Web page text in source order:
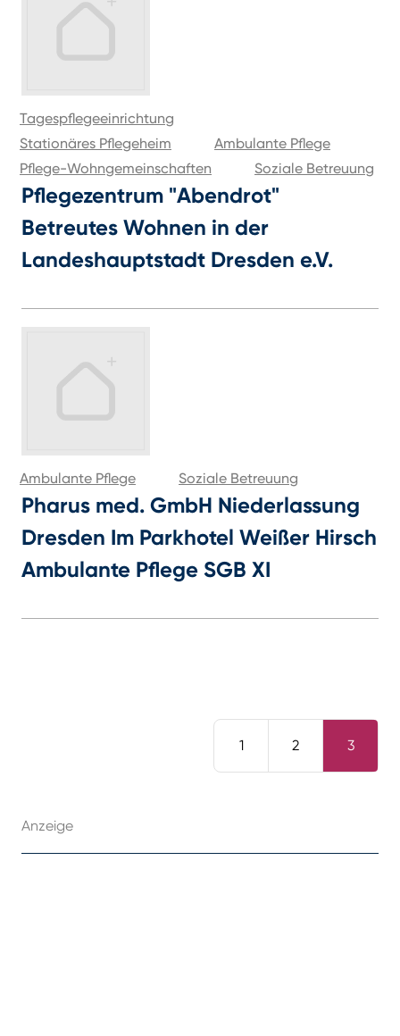
Tagespflegeeinrichtung
Stationäres Pflegeheim
Ambulante Pflege
Pflege-Wohngemeinschaften
Soziale Betreuung
Pflegezentrum "Abendrot"
Betreutes Wohnen in der
Landeshauptstadt Dresden e.V.
Ambulante Pflege Soziale Betreuung
Pharus med. GmbH Niederlassung
Dresden Im Parkhotel Weißer Hirsch
Ambulante Pflege SGB XI
1 2 3
Anzeige